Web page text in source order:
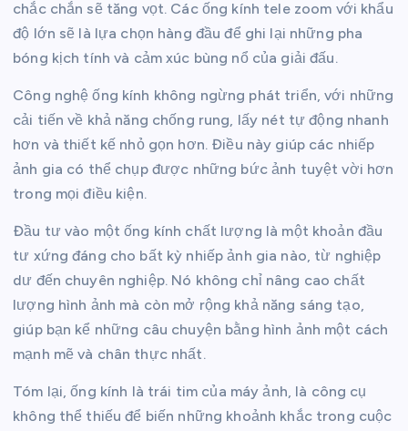
chắc chắn sẽ tăng vọt. Các ống kính tele zoom với khẩu
độ lớn sẽ là lựa chọn hàng đầu để ghi lại những pha
bóng kịch tính và cảm xúc bùng nổ của giải đấu.
Công nghệ ống kính không ngừng phát triển, với những
cải tiến về khả năng chống rung, lấy nét tự động nhanh
hơn và thiết kế nhỏ gọn hơn. Điều này giúp các nhiếp
ảnh gia có thể chụp được những bức ảnh tuyệt vời hơn
trong mọi điều kiện.
Đầu tư vào một ống kính chất lượng là một khoản đầu
tư xứng đáng cho bất kỳ nhiếp ảnh gia nào, từ nghiệp
dư đến chuyên nghiệp. Nó không chỉ nâng cao chất
lượng hình ảnh mà còn mở rộng khả năng sáng tạo,
giúp bạn kể những câu chuyện bằng hình ảnh một cách
mạnh mẽ và chân thực nhất.
Tóm lại, ống kính là trái tim của máy ảnh, là công cụ
không thể thiếu để biến những khoảnh khắc trong cuộc